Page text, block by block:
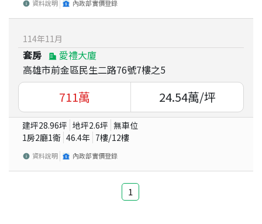
資料說明 內政部實價登錄
114年11 月
套房
愛禮大廈
高雄市前金區民生二路76號7樓之5
711萬 24.54萬/坪
建坪28.96坪 地坪2.6坪 無車位
1房2廳1衛 46.4年 7樓/12樓
資料說明 內政部實價登錄
1